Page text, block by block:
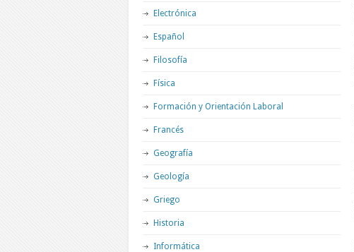
Electrónica
Español
Filosofía
Física
Formación y Orientación Laboral
Francés
Geografía
Geología
Griego
Historia
Informática